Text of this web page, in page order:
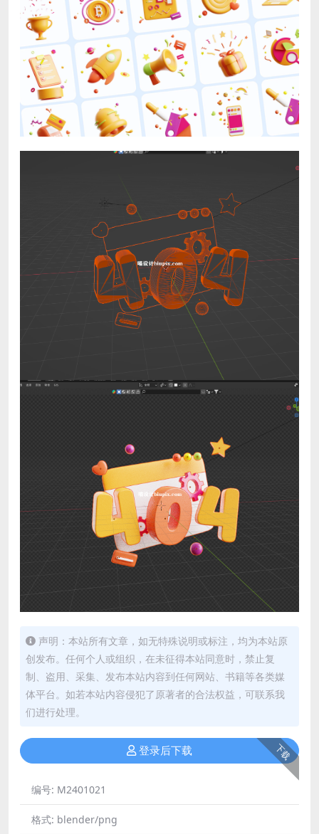
声明：本站所有文章，如无特殊说明或标注，均为本站原
创发布。任何个人或组织，在未征得本站同意时，禁止复
制、盗用、采集、发布本站内容到任何网站、书籍等各类媒
体平台。如若本站内容侵犯了原著者的合法权益，可联系我
们进行处理。
下载
登录后下载
编号: M2401021
格式: blender/png